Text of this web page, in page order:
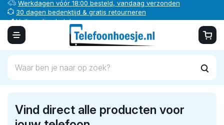
Werkdagen vóór 18:00 besteld, vandaag verzonden
30 dagen bedenktijd & gratis retourneren
Veilig online betalen
Vind direct alle producten voor